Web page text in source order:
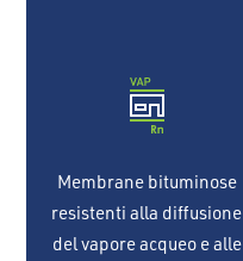
Membrane bituminose
resistenti alla diffusione
del vapore acqueo e alle